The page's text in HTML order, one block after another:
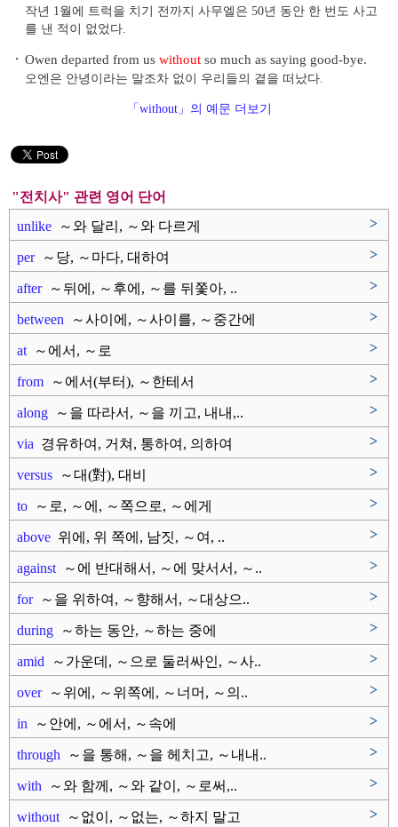
작년 1월에 트럭을 치기 전까지 사무엘은 50년 동안 한 번도 사고
를 낸 적이 없었다.
・ Owen departed from us without so much as saying good-bye.
오엔은 안녕이라는 말조차 없이 우리들의 곁을 떠났다.
「without」의 예문 더보기
"전치사" 관련 영어 단어
unlike ～와 달리, ～와 다르게 >
per～당, ～마다, 대하여 >
after～뒤에, ～후에, ～를 뒤쫓아, .. >
between ～사이에, ～사이를, ～중간에 >
at ～에서, ～로 >
from ～에서(부터), ～한테서 >
along ～을 따라서, ～을 끼고, 내내,.. >
via 경유하여, 거쳐, 통하여, 의하여 >
versus ～대(對), 대비 >
to ～로, ～에, ～쪽으로, ～에게 >
above 위에, 위 쪽에, 남짓, ～여, .. >
against ～에 반대해서, ～에 맞서서, ～.. >
for～을 위하여, ～향해서, ～대상으.. >
during ～하는 동안, ～하는 중에 >
amid ～가운데, ～으로 둘러싸인, ～사.. >
over～위에, ～위쪽에, ～너머, ～의.. >
in ～안에, ～에서, ～속에 >
through ～을 통해, ～을 헤치고, ～내내.. >
with ～와 함께, ～와 같이, ～로써,.. >
without ～없이, ～없는, ～하지 말고 >